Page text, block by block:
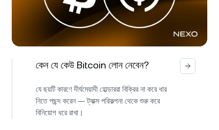
কেন যে কেউ Bitcoin লোন নেবেন?
যে ছয়টি কারণে দীর্ঘমেয়াদী হোল্ডাররা বিক্রির না করে ধার
নিতে পছন্দ করেন — ট্যাক্স পরিকল্পনা থেকে শুরু করে
বিনিয়োগ ধরে রাখা।